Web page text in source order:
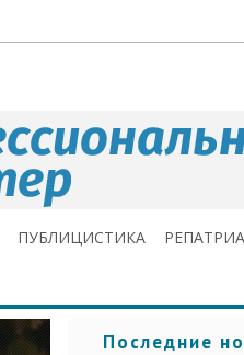
ПУБЛИЦИСТИКА
Последние